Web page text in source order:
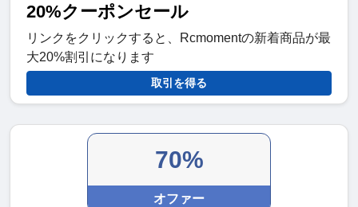
20%クーポンセール
リンクをクリックすると、Rcmomentの新着商品が最
大20%割引になります
取引を得る
70%
オファー